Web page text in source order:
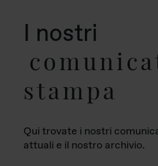
I nostri
stampa
Qui trovate i nostri
attuali e il nostro archivio.